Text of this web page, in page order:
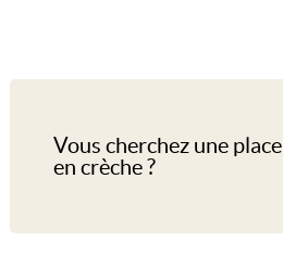
Vous cherchez une place
en crèche ?